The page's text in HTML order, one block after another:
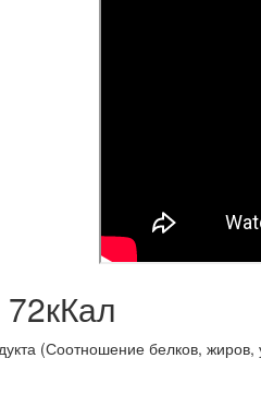
(Соотношение белков,